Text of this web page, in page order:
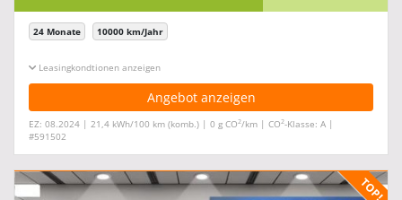
24 Monate 10000 km/Jahr
Leasingkonditionen ein-/ausblenden
Angebot anzeigen
EZ: 08.2024 | 21,4 kWh/100 km (komb.) | 0 g CO2/km | CO2-Klasse: A |
#591502